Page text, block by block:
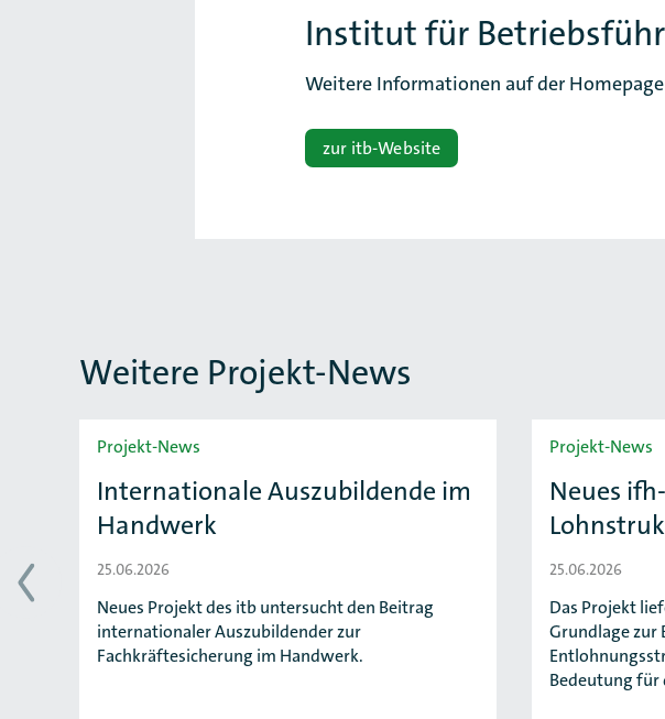
Institut für
Weitere Informationen auf der
zur itb-Website
Weitere Projekt-News
Slider überspringen
Projekt-News
Internationale Auszubildende im
Handwerk
25.06.2026
Neues Projekt des itb untersucht den Beitrag
internationaler Auszubildender zur
Fachkräftesicherung im Handwerk.
Projekt-News
Neues
25.06.2026
Das Projekt
Grundlage zur
Bedeutung für